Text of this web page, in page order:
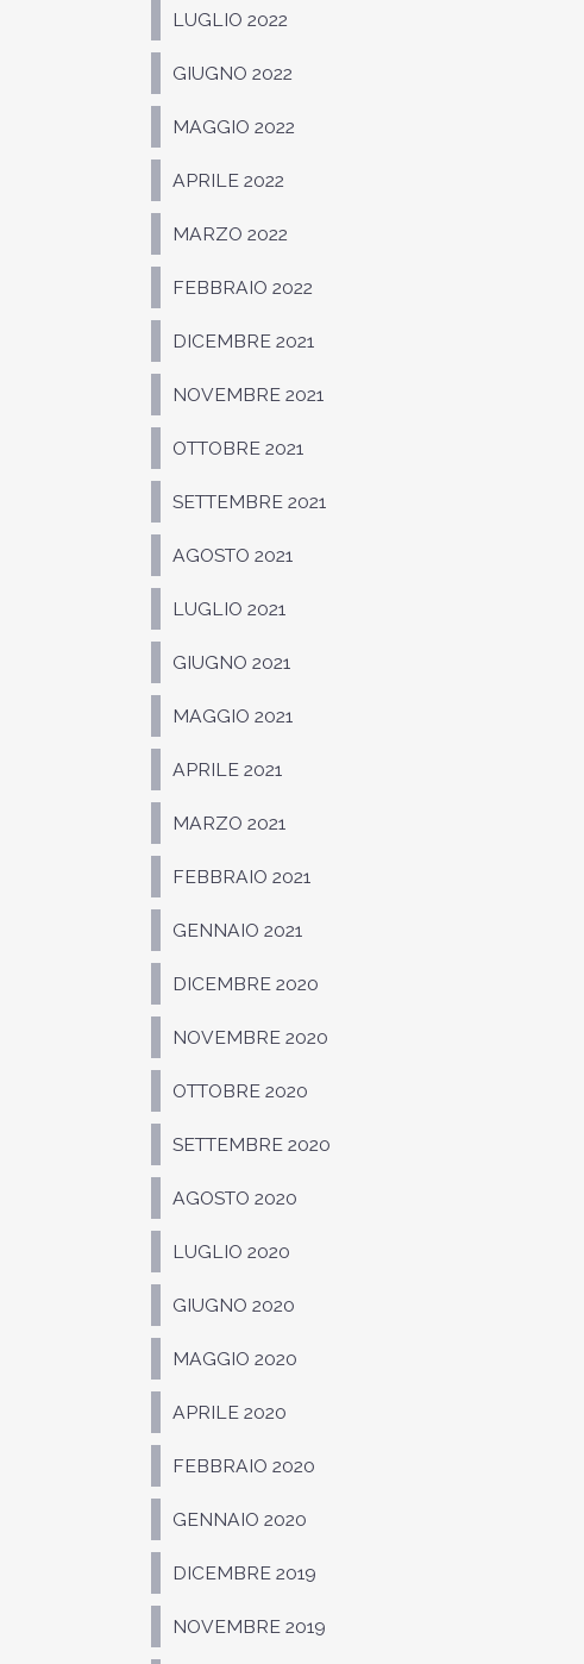
LUGLIO 2022
GIUGNO 2022
MAGGIO 2022
APRILE 2022
MARZO 2022
FEBBRAIO 2022
DICEMBRE 2021
NOVEMBRE 2021
OTTOBRE 2021
SETTEMBRE 2021
AGOSTO 2021
LUGLIO 2021
GIUGNO 2021
MAGGIO 2021
APRILE 2021
MARZO 2021
FEBBRAIO 2021
GENNAIO 2021
DICEMBRE 2020
NOVEMBRE 2020
OTTOBRE 2020
SETTEMBRE 2020
AGOSTO 2020
LUGLIO 2020
GIUGNO 2020
MAGGIO 2020
APRILE 2020
FEBBRAIO 2020
GENNAIO 2020
DICEMBRE 2019
NOVEMBRE 2019